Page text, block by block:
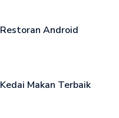
Android
Makan Terbaik